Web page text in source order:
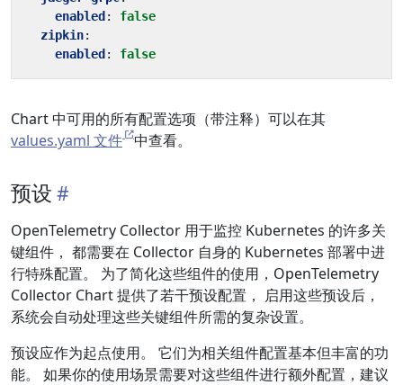
enabled :
false
zipkin:
enabled : false
Chart 中可用的所有配置选项（带注释）可以在其
values.yaml 文件 中查看。
预设
OpenTelemetry Collector 用于监控 Kubernetes 的许多关
键组件， 都需要在 Collector 自身的 Kubernetes 部署中进
行特殊配置。 为了简化这些组件的使用，OpenTelemetry
Collector Chart 提供了若干预设配置， 启用这些预设后，
系统会自动处理这些关键组件所需的复杂设置。
预设应作为起点使用。 它们为相关组件配置基本但丰富的功
能。 如果你的使用场景需要对这些组件进行额外配置，建议